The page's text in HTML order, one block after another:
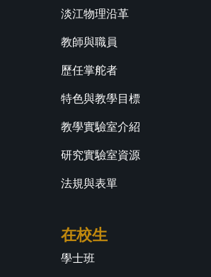
淡江物理沿革
教師與職員
歷任掌舵者
特色與教學目標
教學實驗室介紹
研究實驗室資源
法規與表單
在校生
學士班